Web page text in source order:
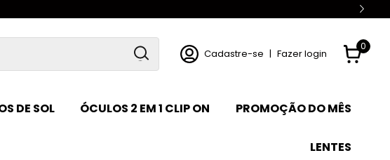
Cadastre-se | Fazer login
0
DE SOL ÓCULOS 2 EM 1 CLIP ON PROMOÇÃO DO MÊS
LENTES